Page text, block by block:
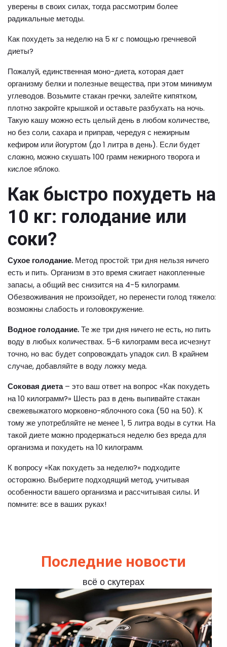
уверены в своих силах, тогда рассмотрим более
радикальные методы.
Как похудеть за неделю на 5 кг с помощью гречневой
диеты?
Пожалуй, единственная моно-диета, которая дает
организму белки и полезные вещества, при этом минимум
углеводов. Возьмите стакан гречки, залейте кипятком,
плотно закройте крышкой и оставьте разбухать на ночь.
Такую кашу можно есть целый день в любом количестве,
но без соли, сахара и приправ, чередуя с нежирным
кефиром или йогуртом (до 1 литра в день). Если будет
сложно, можно скушать 100 грамм нежирного творога и
кислое яблоко.
Как быстро похудеть на
10 кг: голодание или
соки?
Сухое голодание. Метод простой: три дня нельзя ничего
есть и пить. Организм в это время сжигает накопленные
запасы, а общий вес снизится на 4-5 килограмм.
Обезвоживания не произойдет, но перенести голод тяжело:
возможны слабость и головокружение.
Водное голодание.Те же три дня ничего не есть, но пить
воду в любых количествах. 5-6 килограмм веса исчезнут
точно, но вас будет сопровождать упадок сил. В крайнем
случае, добавляйте в воду ложку меда.
Соковая диета– это ваш ответ на вопрос «Как похудеть
на 10 килограмм?» Шесть раз в день выпивайте стакан
свежевыжатого морковно-яблочного сока (50 на 50). К
тому же употребляйте не менее 1, 5 литра воды в сутки. На
такой диете можно продержаться неделю без вреда для
организма и похудеть на 10 килограмм.
К вопросу «Как похудеть за неделю?» подходите
осторожно. Выберите подходящий метод, учитывая
особенности вашего организма и рассчитывая силы. И
помните: все в ваших руках!
Последние новости
всё о скутерах